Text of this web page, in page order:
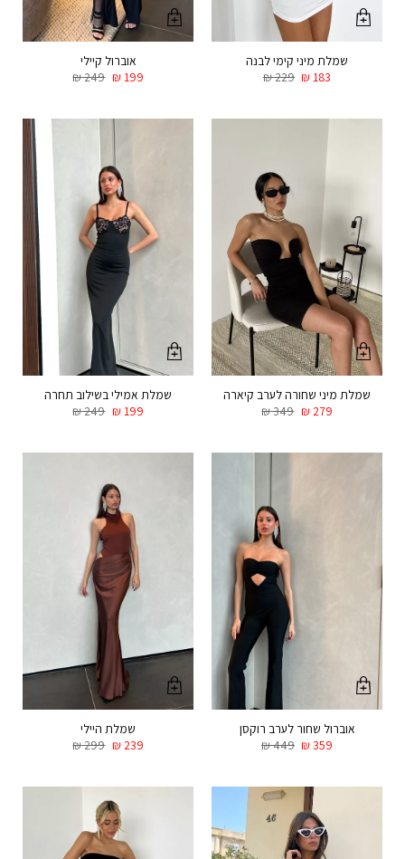
שמלת מיני קימי לבנה
₪229 ₪ 183
אוברול קיילי
₪249 ₪199
שמלת מיני שחורה לערב קיארה
₪349 ₪279
שמלת אמילי בשילוב תחרה
₪249 ₪199
אוברול שחור לערב רוקסן
₪449 ₪359
שמלת היילי
₪299 ₪239